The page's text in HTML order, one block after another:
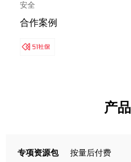
安全
合作案例
产
专项资源包 按量后付费